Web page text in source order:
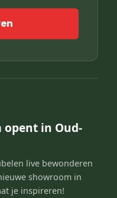
opent in Oud-
live bewonderen
showroom in
je inspireren!